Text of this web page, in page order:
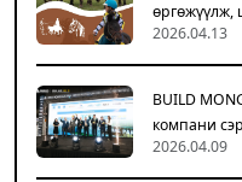
өргөжүүлж,
2026.04.13
BUILD
компани
2026.04.09